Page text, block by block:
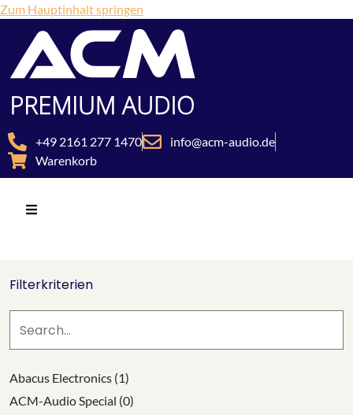
Zum Hauptinhalt springen
+49 2161 277 1470
info@acm-audio.de
Warenkorb
Filterkriterien
Abacus Electronics (1)
ACM-Audio Special (0)